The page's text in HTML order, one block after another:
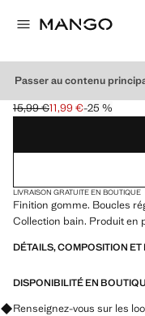
Passer au contenu
SANDALES
Prix initial barré [15,99 € ]
15,99 €
Prix actuel [11,99 € ]
11,99 €-25 %
Choisissez une couleur
LIVRAISON GRATUITE EN BOUTIQUE
Finition gomme. Boucles
Collection bain. Produit en
DÉTAILS, COMPOSITION ET
DISPONIBILITÉ EN
Renseignez-vous sur les